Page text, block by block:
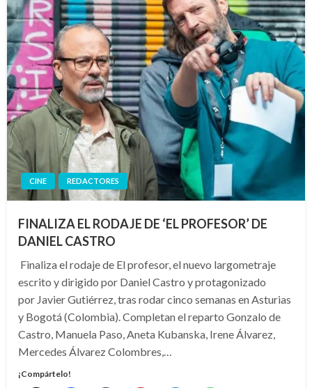
CINE REDACTORES
FINALIZA EL RODAJE DE ‘EL PROFESOR’ DE
DANIEL CASTRO
Finaliza el rodaje de El profesor, el nuevo largometraje
escrito y dirigido por Daniel Castro y protagonizado
por Javier Gutiérrez, tras rodar cinco semanas en Asturias
y Bogotá (Colombia). Completan el reparto Gonzalo de
Castro, Manuela Paso, Aneta Kubanska, Irene Álvarez,
Mercedes Álvarez Colombres,…
¡Compártelo!